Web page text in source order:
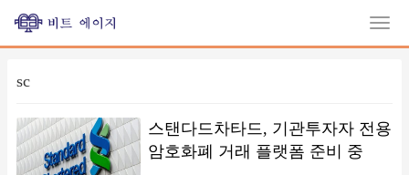
sc
스탠다드차타드, 기관투자자 전용
암호화폐 거래 플랫폼 준비 중